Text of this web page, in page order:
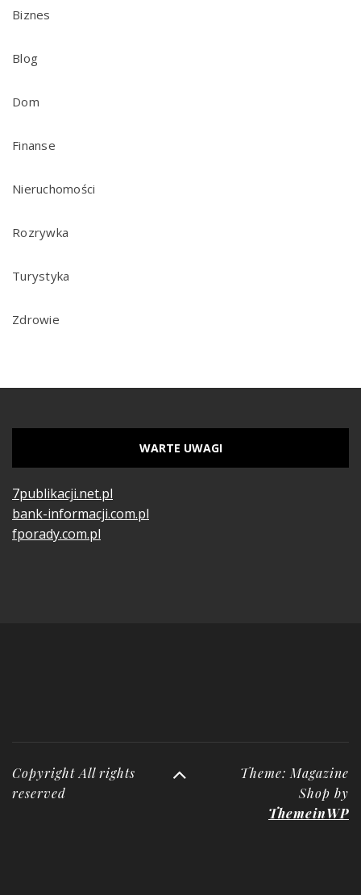
Biznes
Blog
Dom
Finanse
Nieruchomości
Rozrywka
Turystyka
Zdrowie
WARTE UWAGI
7publikacji.net.pl
bank-informacji.com.pl
fporady.com.pl
Copyright All rights
reserved
Theme: Magazine
Shop by
ThemeinWP